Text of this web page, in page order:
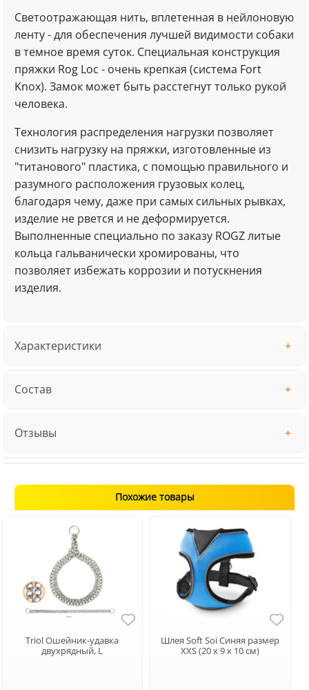
Светоотражающая нить, вплетенная в нейлоновую
ленту - для обеспечения лучшей видимости собаки
в темное время суток. Специальная конструкция
пряжки Rog Loc - очень крепкая (система Fort
Knox). Замок может быть расстегнут только рукой
человека.
Технология распределения нагрузки позволяет
снизить нагрузку на пряжки, изготовленные из
"титанового" пластика, с помощью правильного и
разумного расположения грузовых колец,
благодаря чему, даже при самых сильных рывках,
изделие не рвется и не деформируется.
Выполненные специально по заказу ROGZ литые
кольца гальванически хромированы, что
позволяет избежать коррозии и потускнения
изделия.
Характеристики
Состав
Отзывы
Похожие товары
Triol Ошейник-удавка
двухрядный, L
Шлея Soft Soi Синяя размер
XXS (20 х 9 х 10 см)